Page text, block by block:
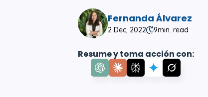
Fernanda Álvarez
2 Dec, 2022 9min. read
Resume y toma acción con: